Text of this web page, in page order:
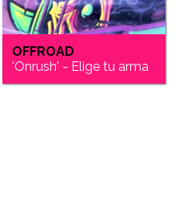
OFFROAD
'Onrush' - Elige tu arma